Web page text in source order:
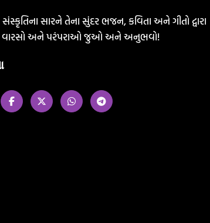
સારને તેના સુંદર ભજન, કવિતા અને ગીતો દ્વારા
વારસો અને પરંપરાઓ જુઓ અને અનુભવો!